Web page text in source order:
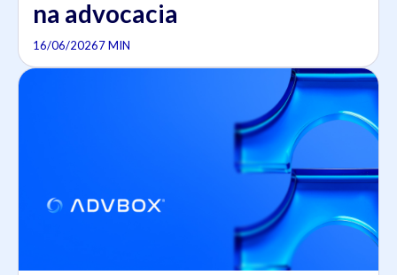
na advocacia
16/06/20267 MIN